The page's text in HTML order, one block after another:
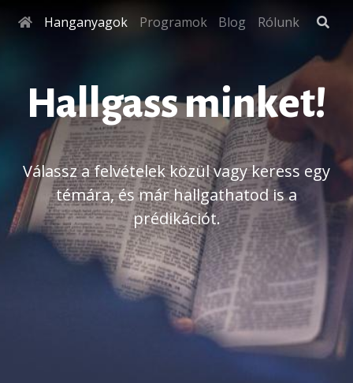
Hanganyagok Programok Blog Rólunk
Hallgass minket!
Válassz a felvételek közül vagy keress egy
témára, és már hallgathatod is a
prédikációt.